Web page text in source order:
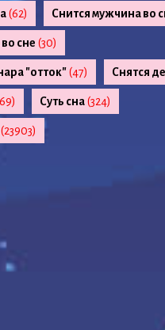
(62) Снится мужчина во
сне (30)
"отток"(47) Снятся
Суть сна(324)
(23903)